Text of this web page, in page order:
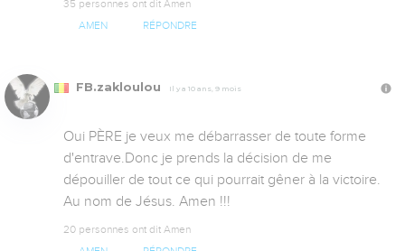
35 personnes ont dit Amen
AMEN RÉPONDRE
FB.zakloulou Il y a 10 ans, 9 mois
Oui PÈRE je veux me débarrasser de toute forme
d'entrave.Donc je prends la décision de me
dépouiller de tout ce qui pourrait gêner à la victoire.
Au nom de Jésus. Amen !!!
20 personnes ont dit Amen